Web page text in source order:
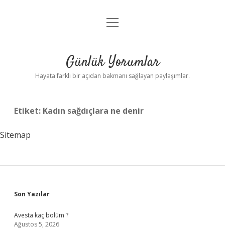
Anasayfa
Yasal Uyarı
menüyü
Günlük Yorumlar
Hayata farklı bir açıdan bakmanı sağlayan paylaşımlar.
Etiket: Kadın sağdıçlara ne denir
Sitemap
Sidebar
Son Yazılar
Avesta kaç bölüm ?
Ağustos 5, 2026